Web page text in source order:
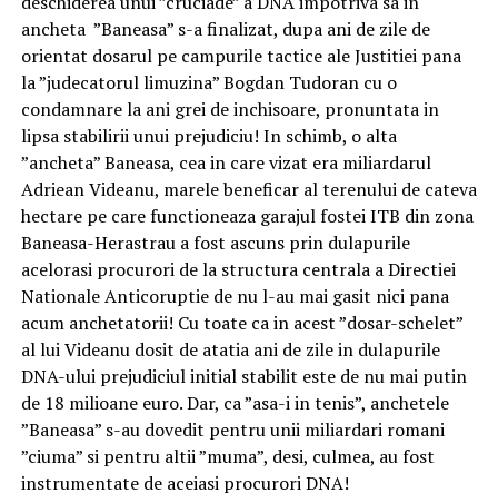
ancheta ”Baneasa” s-a finalizat, dupa ani de zile de
orientat dosarul pe campurile tactice ale Justitiei pana
la ”judecatorul limuzina” Bogdan Tudoran cu o
condamnare la ani grei de inchisoare, pronuntata in
lipsa stabilirii unui prejudiciu! In schimb, o alta
”ancheta” Baneasa, cea in care vizat era miliardarul
Adriean Videanu, marele beneficar al terenului de cateva
hectare pe care functioneaza garajul fostei ITB din zona
Baneasa-Herastrau a fost ascuns prin dulapurile
acelorasi procurori de la structura centrala a Directiei
Nationale Anticoruptie de nu l-au mai gasit nici pana
acum anchetatorii! Cu toate ca in acest ”dosar-schelet”
al lui Videanu dosit de atatia ani de zile in dulapurile
DNA-ului prejudiciul initial stabilit este de nu mai putin
de 18 milioane euro. Dar, ca ”asa-i in tenis”, anchetele
”Baneasa” s-au dovedit pentru unii miliardari romani
”ciuma” si pentru altii ”muma”, desi, culmea, au fost
instrumentate de aceiasi procurori DNA!